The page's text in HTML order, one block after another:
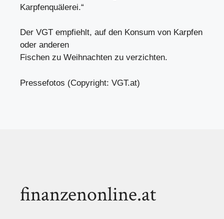
Karpfenquälerei.“
Der VGT empfiehlt, auf den Konsum von Karpfen
oder anderen
Fischen zu Weihnachten zu verzichten.
Pressefotos (Copyright: VGT.at)
finanzenonline.at